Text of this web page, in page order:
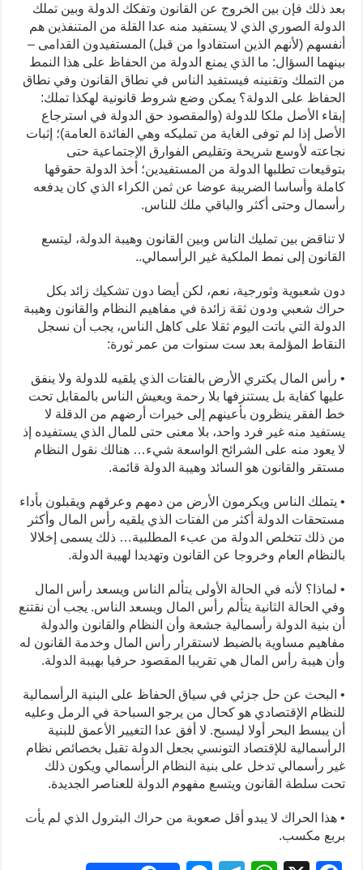
بعد ذلك فإن بين الخروج عن القانون وتفكك الدولة وبين تملك
الدولة الصوري الذي لا يستفيد منه عدا القلة من المتنفذين هم
أنفسهم (لأنهم الذين استفادوا من قبل) المستفيدون القدامى –
بينهما السؤال: ما الذي يمنع الدولة من الحفاظ على هذا النمط
من التملك وتقنينه فيستفيد الناس في نطاق القانون وفي نطاق
الحفاظ على الدولة؟ يمكن وضع شروط قانونية لهكذا تملك:
إبقاء الأصل ملكا للدولة (والمقصود حق الدولة في استرجاع
الأصل إذا لم توفى الغاية من تمليكه وهي الفائدة العامة)؛ إثبات
نجاعته لأوسع شريحة وتقليص الفوارق الإجتماعية حتى
بتوقيعات تطلبها الدولة من المستفيدين؛ أخذ الدولة حقوقها
كاملة وأساسا الضريبة عوضا عن ثمن الكراء الذي كان يدفعه
رأسمال وحتى أكثر والباقي ملك للناس.
لا تناقض بين تمليك الناس وبين القانون وهيبة الدولة، ليتسع
القانون إلى نمط الملكية غير الرأسمالي..
دون شعبوية وثورجية، نعم، لكن أيضا دون تشكيك زائد بكل
حراك شعبي ودون ثقة زائدة في مفاهيم النظام والقانون وهيبة
الدولة التي باتت اليوم ثقلا على كاهل الناس، يجب أن نسجل
النقاط المؤلمة بعد ست سنوات من عمر ثورة:
• رأس المال يكتري الأرض بالفتات الذي يلقيه للدولة ولا ينفق
عليها كفاية بل يستنزفها بلا رحمة ويعيش الناس بالمقابل تحت
خط الفقر ينظرون بأعينهم إلى خيرات أرضهم من الدقلة لا
يستفيد منه غير فرد واحد، بلا معنى حتى للمال الذي يستفيده إذ
لا يعود منه على الشرائح الواسعة شيء… هنالك نقول النظام
مستقر والقانون هو السائد وهيبة الدولة قائمة.
• يتملك الناس ويكرمون الأرض من دمهم وعرقهم ويقبلون بأداء
مستحقات الدولة أكثر من الفتات الذي يلقيه رأس المال وأكثر
من ذلك تتخلص الدولة من عبء المطلبية… ذلك يسمى إخلالا
بالنظام العام وخروجا عن القانون وتهديدا لهيبة الدولة.
• لماذا؟ لأنه في الحالة الأولى يتألم الناس ويسعد رأس المال
وفي الحالة الثانية يتألم رأس المال ويسعد الناس. يجب أن نقتنع
أن بنية الدولة رأسمالية جشعة وأن النظام والقانون والدولة
مفاهيم مساوية بالضبط لاستقرار رأس المال وخدمة القانون له
وأن هيبة رأس المال هي تقريبا المقصود حرفيا بهيبة الدولة.
• البحث عن حل جزئي في سياق الحفاظ على البنية الرأسمالية
للنظام الإقتصادي هو كحال من يرجو السباحة في الرمل وعليه
أن يبسط البحر أولا ليسبح. لا أفق عدا التغيير الأعمق للبنية
الرأسمالية للإقتصاد التونسي بجعل الدولة تقبل بخصائص نظام
غير رأسمالي تدخل على بنية النظام الرأسمالي ويكون ذلك
تحت سلطة القانون ويتسع مفهوم الدولة للعناصر الجديدة.
• هذا الحراك لا يبدو أقل صعوبة من حراك البترول الذي لم يأت
بربع مكسب.